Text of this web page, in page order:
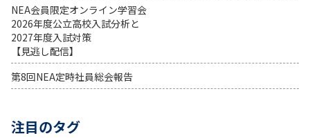
NEA会員限定オンライン学習会
2026年度公立高校入試分析と
2027年度入試対策
【見逃し配信】
第8回NEA定時社員総会報告
注目のタグ